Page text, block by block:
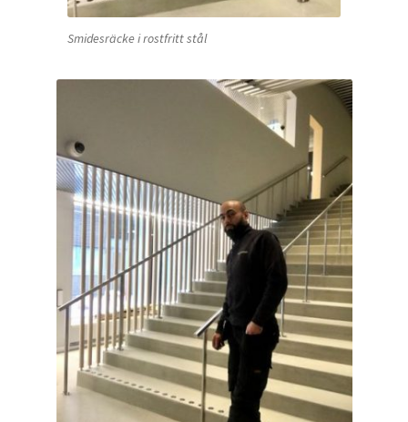
Smidesräcke i rostfritt stål